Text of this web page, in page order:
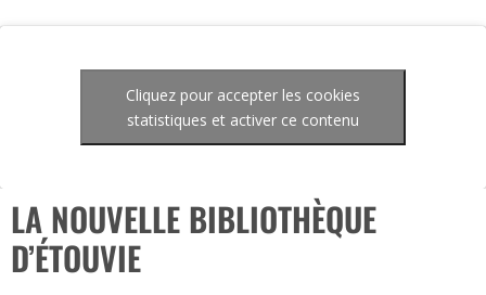
Cliquez pour accepter les cookies
statistiques et activer ce contenu
LA NOUVELLE BIBLIOTHÈQUE
D’ÉTOUVIE